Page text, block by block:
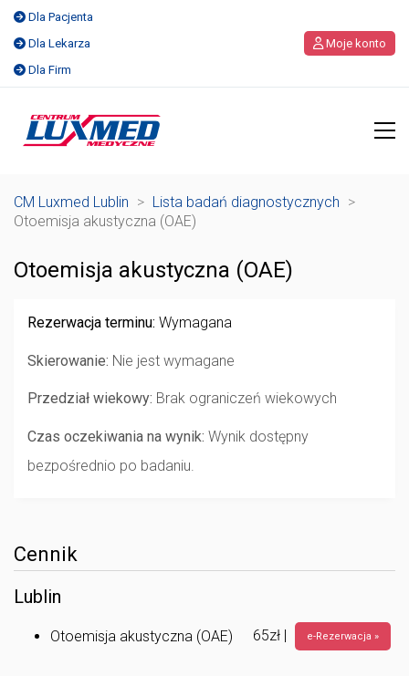
Dla Pacjenta
Dla Lekarza
Dla Firm
Moje konto
CM Luxmed Lublin > Lista badań diagnostycznych >
Otoemisja akustyczna (OAE)
Otoemisja akustyczna (OAE)
Rezerwacja terminu: Wymagana
Skierowanie: Nie jest wymagane
Przedział wiekowy: Brak ograniczeń wiekowych
Czas oczekiwania na wynik: Wynik dostępny
bezpośrednio po badaniu.
Cennik
Lublin
Otoemisja akustyczna (OAE) 65zł | e-Rezerwacja »